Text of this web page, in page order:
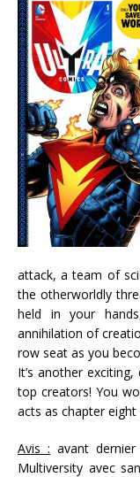
attack, a team of
the otherworldly
held in your
annihilation of
row seat as you
It’s another
top creators! You
acts as chapter eight
Avis : avant
Multiversity avec